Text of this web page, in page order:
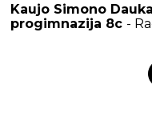
Kaujo Simono
progimnazija 8c -